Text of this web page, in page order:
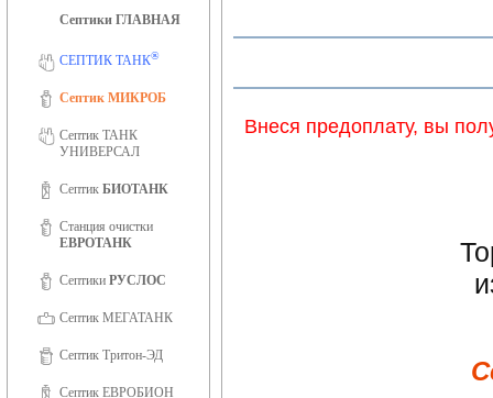
Сертификаты ISO 9001
Фотогалерея
Вакансии
Септики ГЛАВНАЯ
СЕПТИК ТАНК®
Септик МИКРОБ
Септик ТАНК
УНИВЕРСАЛ
Септик БИОТАНК
Станция очистки
ЕВРОТАНК
Септики РУСЛОС
Септик МЕГАТАНК
Септик Тритон-ЭД
Септик ЕВРОБИОН
Внеся предоплату, вы